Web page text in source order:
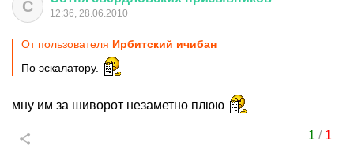
С 12:36, 28.06.2010
От пользователя Ирбитский ичибан
По эскалатору.
мну им за шиворот незаметно плюю
1 / 1